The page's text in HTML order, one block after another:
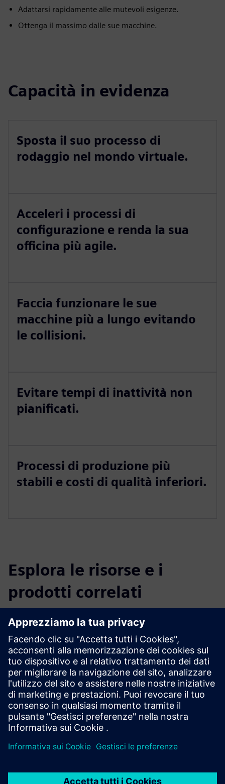
Adattarsi rapidamente alle mutevoli esigenze.
Ottenga il massimo dalle sue macchine.
Capacità in evidenza
Sposta il suo processo di
rodaggio nel mondo virtuale.
Acceleri i processi di
configurazione e renda la sua
officina più agile.
Faccia funzionare le sue
macchine più a lungo evitando
le collisioni.
Evitare tempi di inattività non
pianificati.
Processi di produzione più
stabili e costi di qualità inferiori.
Esplora le risorse e i
prodotti correlati
Informazioni e risorse aggiuntive
ATS Global | Pagina iniziale
ATS Global | Analisi e simulazione
Blog NX CAD/CAM
Prerequisiti